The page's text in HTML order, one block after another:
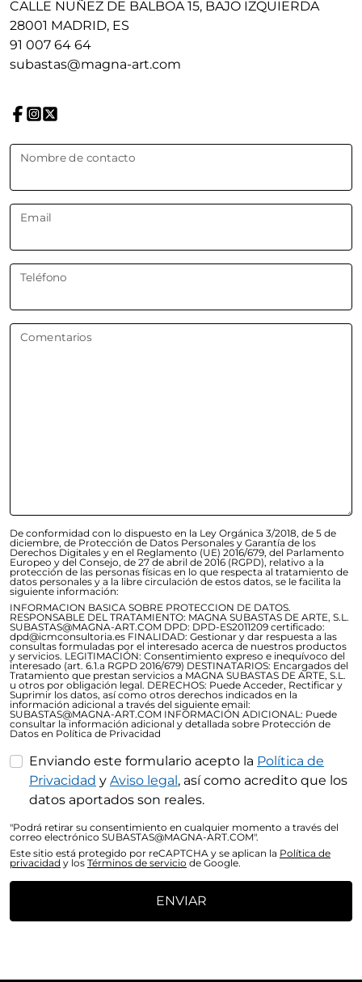
CALLE NUÑEZ DE BALBOA 15, BAJO IZQUIERDA
28001 MADRID, ES
91 007 64 64
subastas@magna-art.com
Nombre de contacto
Email
Teléfono
Comentarios
De conformidad con lo dispuesto en la Ley Orgánica 3/2018, de 5 de
diciembre, de Protección de Datos Personales y Garantía de los
Derechos Digitales y en el Reglamento (UE) 2016/679, del Parlamento
Europeo y del Consejo, de 27 de abril de 2016 (RGPD), relativo a la
protección de las personas físicas en lo que respecta al tratamiento de
datos personales y a la libre circulación de estos datos, se le facilita la
siguiente información:
INFORMACION BASICA SOBRE PROTECCION DE DATOS.
RESPONSABLE DEL TRATAMIENTO: MAGNA SUBASTAS DE ARTE, S.L.
SUBASTAS@MAGNA-ART.COM DPD: DPD-ES2011209 certificado:
dpd@icmconsultoria.es FINALIDAD: Gestionar y dar respuesta a las
consultas formuladas por el interesado acerca de nuestros productos
y servicios. LEGITIMACIÓN: Consentimiento expreso e inequívoco del
interesado (art. 6.1.a RGPD 2016/679) DESTINATARIOS: Encargados del
Tratamiento que prestan servicios a MAGNA SUBASTAS DE ARTE, S.L.
u otros por obligación legal. DERECHOS: Puede Acceder, Rectificar y
Suprimir los datos, así como otros derechos indicados en la
información adicional a través del siguiente email:
SUBASTAS@MAGNA-ART.COM INFORMACIÓN ADICIONAL: Puede
consultar la información adicional y detallada sobre Protección de
Datos en Política de Privacidad
Enviando este formulario acepto la Política de
Privacidad y Aviso legal , así como acredito que los
datos aportados son reales.
"Podrá retirar su consentimiento en cualquier momento a través del
correo electrónico SUBASTAS@MAGNA-ART.COM".
Este sitio está protegido por reCAPTCHA y se aplican la Política de
privacidad y los Términos de servicio de Google.
ENVIAR